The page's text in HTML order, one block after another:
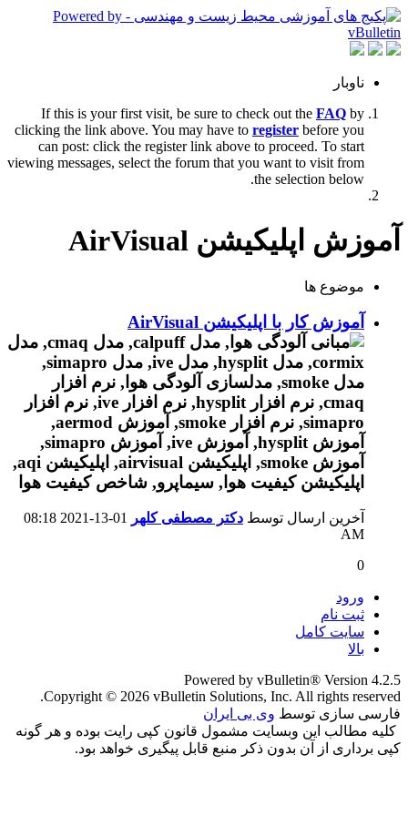
ناوبار
If this is your first visit, be sure to check out the FAQ by
clicking the link above. You may have to register before you
can post: click the register link above to proceed. To start
viewing messages, select the forum that you want to visit from
the selection below.
آموزش اپلیکیشن AirVisual
موضوع ها
آموزش کار با اپلیکیشن AirVisual
آخرین ارسال توسط دکتر مصطفی کلهر
08:18
AM
0
ورود
ثبت نام
سایت کامل
بالا
Powered by vBulletin® Version 4.2.5
Copyright © 2026 vBulletin Solutions, Inc. All rights reserved.
فارسی سازی توسط وی بی ایران
کلیه مطالب این وبسایت مشمول قانون کپی رایت بوده و هر گونه
کپی برداری از آن بدون ذکر منبع قابل پیگیری خواهد بود.